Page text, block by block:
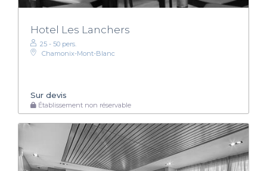
Hotel Les Lanchers
25 - 50 pers.
Chamonix-Mont-Blanc
Sur devis
Établissement non réservable